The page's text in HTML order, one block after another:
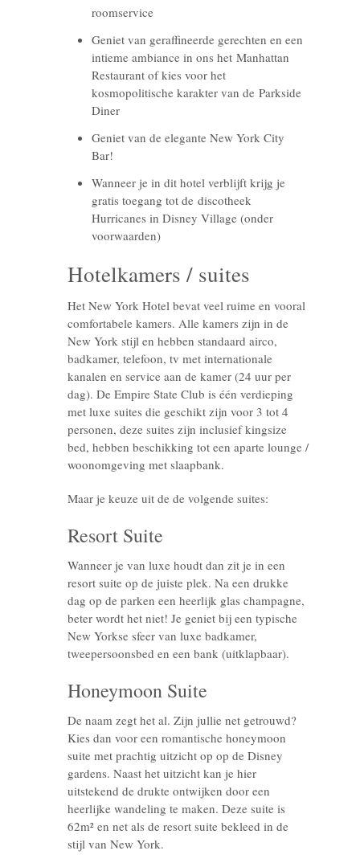
roomservice
Geniet van geraffineerde gerechten en een
intieme ambiance in ons het Manhattan
Restaurant of kies voor het
kosmopolitische karakter van de Parkside
Diner
Geniet van de elegante New York City
Bar!
Wanneer je in dit hotel verblijft krijg je
gratis toegang tot de discotheek
Hurricanes in Disney Village (onder
voorwaarden)
Hotelkamers / suites
Het New York Hotel bevat veel ruime en vooral
comfortabele kamers. Alle kamers zijn in de
New York stijl en hebben standaard airco,
badkamer, telefoon, tv met internationale
kanalen en service aan de kamer (24 uur per
dag). De Empire State Club is één verdieping
met luxe suites die geschikt zijn voor 3 tot 4
personen, deze suites zijn inclusief kingsize
bed, hebben beschikking tot een aparte lounge /
woonomgeving met slaapbank.
Maar je keuze uit de de volgende suites:
Resort Suite
Wanneer je van luxe houdt dan zit je in een
resort suite op de juiste plek. Na een drukke
dag op de parken een heerlijk glas champagne,
beter wordt het niet! Je geniet bij een typische
New Yorkse sfeer van luxe badkamer,
tweepersoonsbed en een bank (uitklapbaar).
Honeymoon Suite
De naam zegt het al. Zijn jullie net getrouwd?
Kies dan voor een romantische honeymoon
suite met prachtig uitzicht op op de Disney
gardens. Naast het uitzicht kan je hier
uitstekend de drukte ontwijken door een
heerlijke wandeling te maken. Deze suite is
62m² en net als de resort suite bekleed in de
stijl van New York.